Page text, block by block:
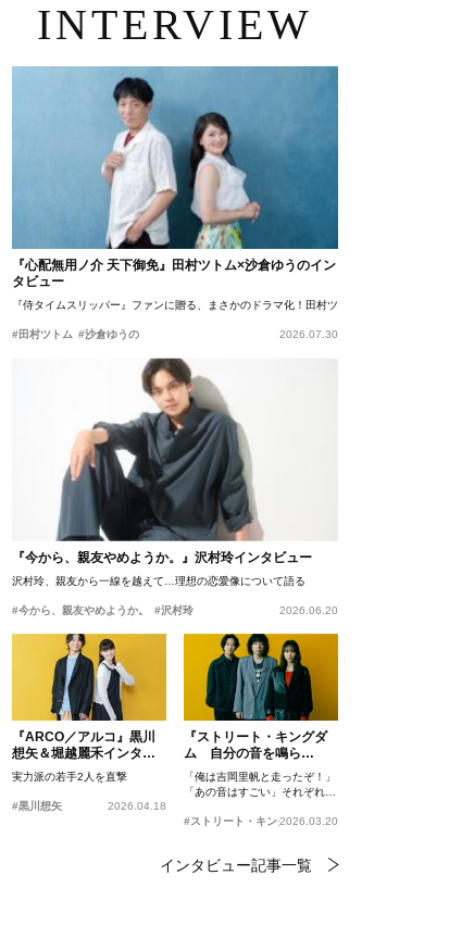
INTERVIEW
『心配無用ノ介 天下御免』田村ツトム×沙倉ゆうのイン
タビュー
『侍タイムスリッパー』ファンに贈る、まさかのドラマ化！田村ツトム×沙倉ゆうのが語
#田村ツトム #沙倉ゆうの 2026.07.30
『今から、親友やめようか。』沢村玲インタビュー
沢村玲、親友から一線を越えて…理想の恋愛像について語る
#今から、親友やめようか。 #沢村玲 2026.06.20
『ARCO／アルコ』黒川
想矢＆堀越麗禾インタビ
ュー
実力派の若手2人を直撃
#黒川想矢 2026.04.18
『ストリート・キングダ
ム 自分の音を鳴ら
せ。』峯田和伸、若葉竜
也、吉岡里帆インタビュ
ー
「俺は吉岡里帆と走ったぞ！」
「あの音はすごい」それぞれの
#ストリート・キングダム 自分の音を鳴らせ。
2026.03.20
インタビュー記事一覧